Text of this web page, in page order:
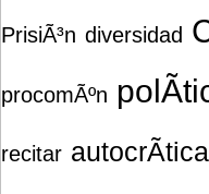
PrisiÃ³n diversidad
procomÃºn
recitar autocrÃ­tica